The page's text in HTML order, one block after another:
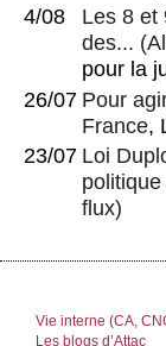
4/08
Les 8 et
des... (
pour la
26/07 Pour
France,
23/07 Loi
flux)
Vie interne (CA,
Les blogs d’Attac